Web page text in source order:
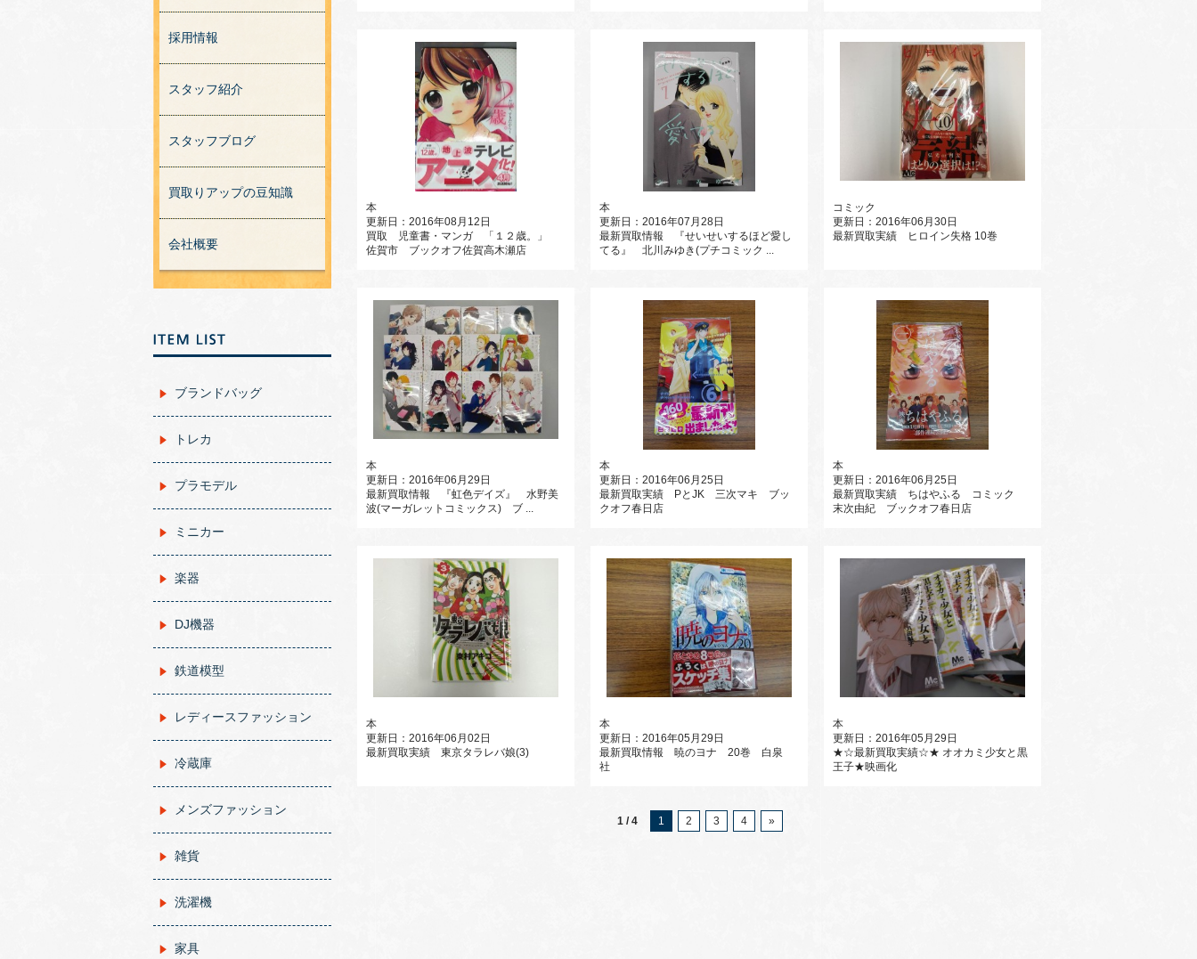
本
更新日：2016年08月12日
買取 児童書・マンガ 「１２歳。」
佐賀市 ブックオフ佐賀高木瀬店
本
更新日：2016年07月28日
最新買取情報 『せいせいするほど愛し
てる』 北川みゆき(プチコミック ...
コミック
更新日：2016年06月30日
最新買取実績 ヒロイン失格 10巻
本
更新日：2016年06月29日
最新買取情報 『虹色デイズ』 水野美
波(マーガレットコミックス) ブ ...
本
更新日：2016年06月25日
最新買取実績 PとJK 三次マキ ブッ
クオフ春日店
本
更新日：2016年06月25日
最新買取実績 ちはやふる コミック
末次由紀 ブックオフ春日店
本
更新日：2016年06月02日
最新買取実績 東京タラレバ娘(3)
本
更新日：2016年05月29日
最新買取情報 暁のヨナ 20巻 白泉
社
本
更新日：2016年05月29日
★☆最新買取実績☆★ オオカミ少女と黒
王子★映画化
1 / 4 1 2 3 4 »
採用情報
スタッフ紹介
スタッフブログ
買取りアップの豆知識
会社概要
ブランドバッグ
トレカ
プラモデル
ミニカー
楽器
DJ機器
鉄道模型
レディースファッション
冷蔵庫
メンズファッション
雑貨
洗濯機
家具